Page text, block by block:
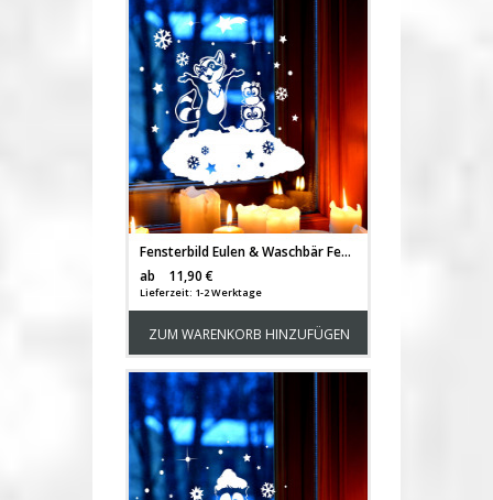
Fensterbild Eulen & Waschbär Fensterdeko Winterlandschaft + Sterne & Schneeflocken selbstklebend für Kinder M2255
ab
11,90 €
Lieferzeit: 1-2 Werktage
ZUM WARENKORB HINZUFÜGEN